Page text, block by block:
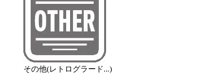
その他(レトログラード...)